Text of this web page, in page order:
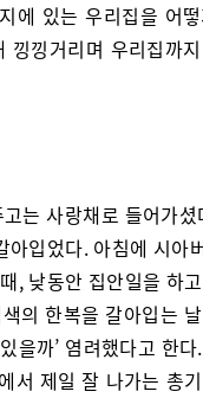
에 있는 우리집을 어
낑낑거리며 우리집까
는 사랑채로 들어가
입었다. 아침에 시아
, 낮동안 집안일을 하
의 한복을 갈아입는
을까’ 염려했다고 한다
서 제일 잘 나가는 총